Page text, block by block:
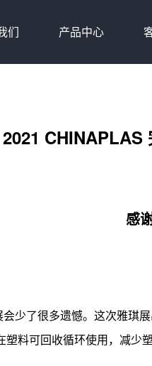
们 产品中心
2021 CHINAPLAS
感
了很多遗憾。这次雅琪
料可回收循环使用，减少